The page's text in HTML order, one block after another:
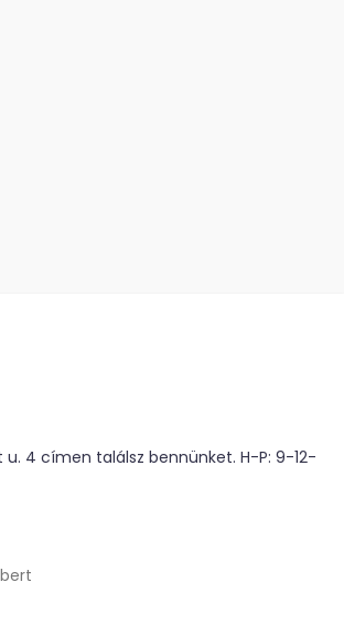
u. 4 címen találsz bennünket. H-P: 9-12-